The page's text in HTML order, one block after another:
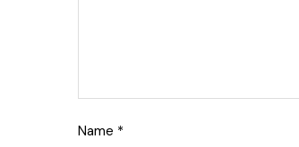
Name *